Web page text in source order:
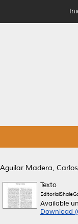
Aguilar Madera,
Texto
Available
Download